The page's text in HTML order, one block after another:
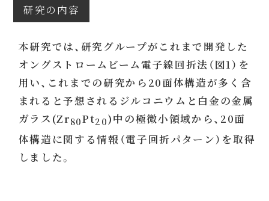
研究の内容
本研究では、研究グループがこれまで開発した
オングストロームビーム電子線回折法（図1）を
用い、これまでの研究から20面体構造が多く含
まれると予想されるジルコニウムと白金の金属
ガラス(Zr80Pt20)中の極微小領域から、20面
体構造に関する情報（電子回折パターン）を取得
しました。